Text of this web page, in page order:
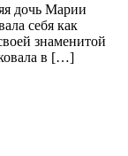
дочь Марии
себя как
знаменитой
в […]